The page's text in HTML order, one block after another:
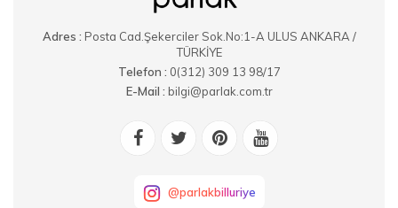
Adres : Posta Cad.Şekerciler Sok.No:1-A ULUS ANKARA /
TÜRKİYE
Telefon : 0(312) 309 13 98/17
E-Mail : bilgi@parlak.com.tr
@parlakbilluriye